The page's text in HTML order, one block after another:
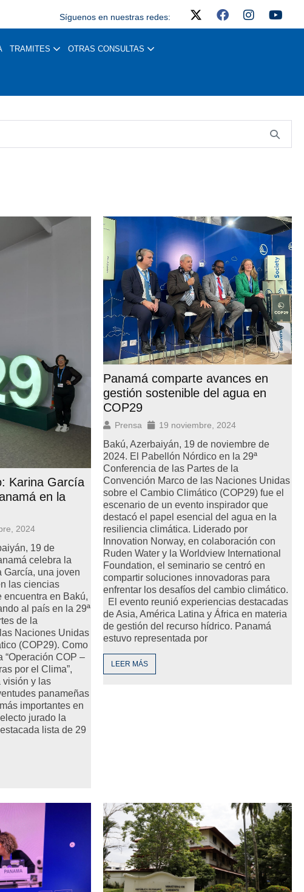
Síguenos en nuestras redes:
TRAMITES OTRAS CONSULTAS
Karina García
en la
2024
19 de
celebra la
García, una joven
las ciencias
encuentra en Bakú,
al país en la 29ª
de la
Naciones Unidas
(COP29). Como
“Operación COP –
por el Clima”,
visión y las
panameñas
importantes en
jurado la
lista de 29
Panamá comparte avances en
gestión sostenible del agua en
COP29
Prensa 19 noviembre, 2024
Bakú, Azerbaiyán, 19 de noviembre de
2024. El Pabellón Nórdico en la 29ª
Conferencia de las Partes de la
Convención Marco de las Naciones Unidas
sobre el Cambio Climático (COP29) fue el
escenario de un evento inspirador que
destacó el papel esencial del agua en la
resiliencia climática. Liderado por
Innovation Norway, en colaboración con
Ruden Water y la Worldview International
Foundation, el seminario se centró en
compartir soluciones innovadoras para
enfrentar los desafíos del cambio climático.
El evento reunió experiencias destacadas
de Asia, América Latina y África en materia
de gestión del recurso hídrico. Panamá
estuvo representada por
LEER MÁS